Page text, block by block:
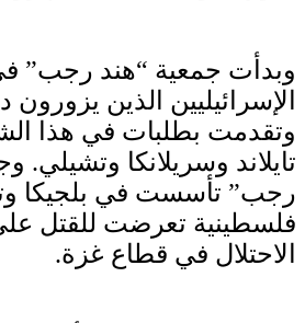
وبدأت جمعية “هند رجب”
الإسرائيليين الذين يزورون
وتقدمت بطلبات في هذا
تايلاند وسريلانكا وتشيلي.
رجب” تأسست في بلجيكا
فلسطينية تعرضت للقتل
الاحتلال في قطاع غزة.